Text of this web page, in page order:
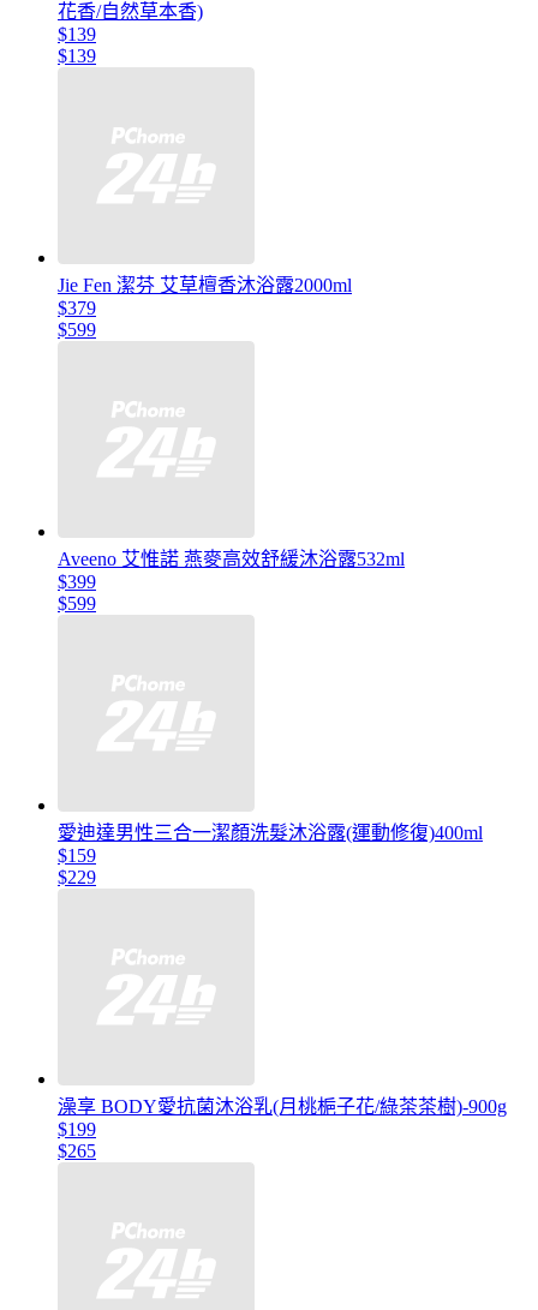
花香/自然草本香)
$139
$139
Jie Fen 潔芬 艾草檀香沐浴露2000ml
$379
$599
Aveeno 艾惟諾 燕麥高效舒緩沐浴露532ml
$399
$599
愛迪達男性三合一潔顏洗髮沐浴露(運動修復)400ml
$159
$229
澡享 BODY愛抗菌沐浴乳(月桃梔子花/綠茶茶樹)-900g
$199
$265